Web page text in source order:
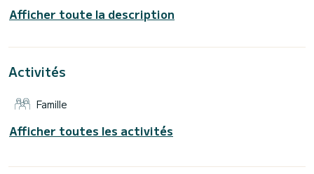
capacité d'embarcation de 11 personnes. Avec une longueur
totale de 14 mètres, il sera votre meilleur allié pour passer
de Salerne
Pour votre confort, Krug possède 3 toilettes avec douche
Afficher toute la description
Activités
Famille
Afficher toutes les activités